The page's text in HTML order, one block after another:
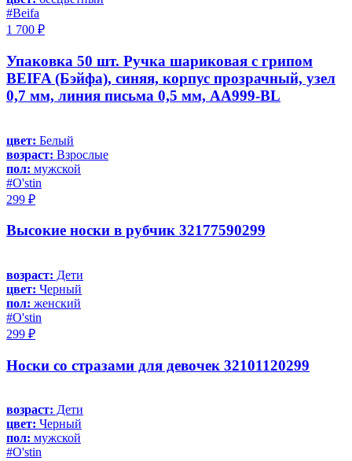
#Beifa
1 700 ₽
Упаковка 50 шт. Ручка шариковая с грипом
BEIFA (Бэйфа), синяя, корпус прозрачный, узел
0,7 мм, линия письма 0,5 мм, AA999-BL
цвет: Белый
возраст: Взрослые
пол: мужской
#O'stin
299 ₽
Высокие носки в рубчик 32177590299
возраст: Дети
цвет: Черный
пол: женский
#O'stin
299 ₽
Носки со стразами для девочек 32101120299
возраст: Дети
цвет: Черный
пол: мужской
#O'stin